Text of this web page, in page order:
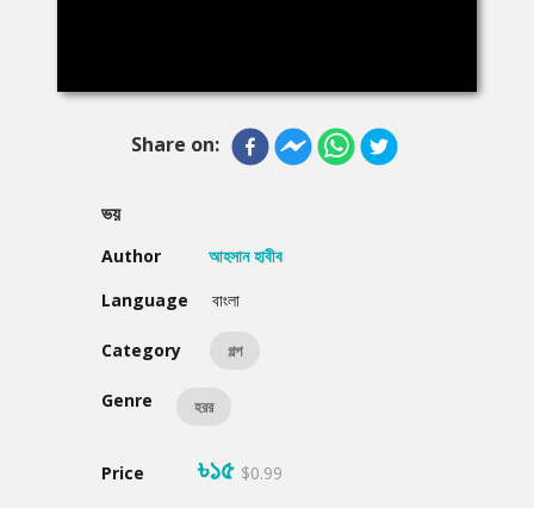
Share on:
ভয়
Author
আহসান হাবীব
Language
বাংলা
Category গল্প
Genre হরর
Price ৳১৫ $0.99